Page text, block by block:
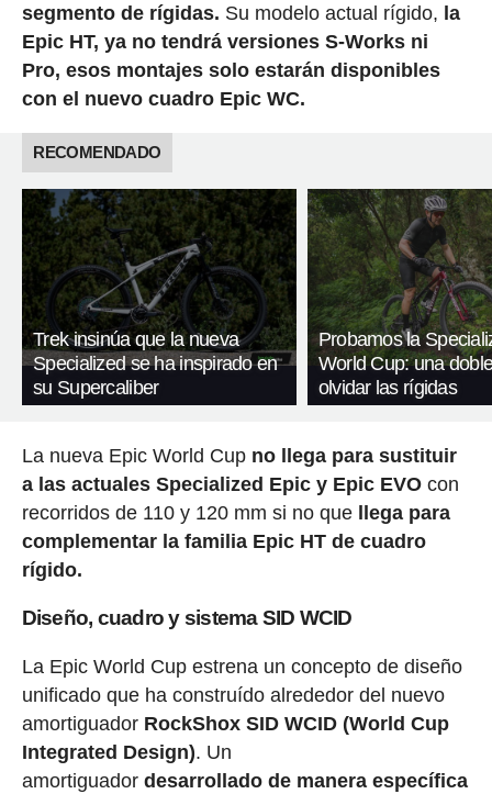
segmento de rígidas. Su modelo actual rígido, la
Epic HT, ya no tendrá versiones S-Works ni
Pro, esos montajes solo estarán disponibles
con el nuevo cuadro Epic WC.
RECOMENDADO
Trek insinúa que la nueva
Specialized se ha inspirado en
su Supercaliber
Probamos la
World Cup: una
olvidar las rígidas
La nueva Epic World Cup no llega para sustituir
a las actuales Specialized Epic y Epic EVOcon
recorridos de 110 y 120 mm si no que
llega para
complementar la familia Epic HT de cuadro
rígido.
Diseño, cuadro y sistema SID WCID
La Epic World Cup estrena un concepto de diseño
unificado que ha construído alrededor del nuevo
amortiguador RockShox SID WCID (World Cup
Integrated Design). Un
amortiguador desarrollado de manera específica